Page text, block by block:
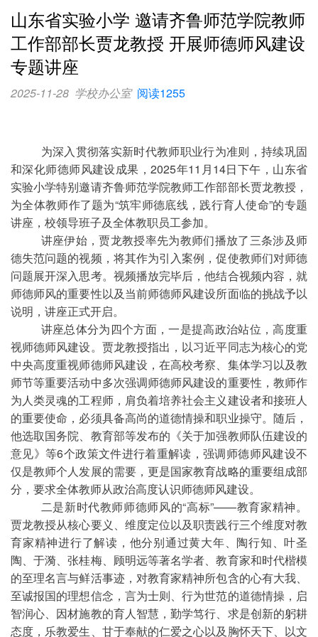
山东省实验小学 邀请齐鲁师范学院教师
工作部部长贾龙教授 开展师德师风建设
专题讲座
2025-11-28 学校办公室 阅读1255
为深入贯彻落实新时代教师职业行为准则，持续巩固
和深化师德师风建设成果，2025年11月14日下午，山东省
实验小学特别邀请齐鲁师范学院教师工作部部长贾龙教授，
为全体教师作了题为“筑牢师德底线，践行育人使命”的专题
讲座，校领导班子及全体教职员工参加。
讲座伊始，贾龙教授率先为教师们播放了三条涉及师
德失范问题的视频， 将其作为引入案例，促使教师们对师德
问题展开深入思考。视频播放完毕后，他结合视频内容，就
师德师风的重要性以及当前师德师风建设所面临的挑战予以
说明，讲座正式开启。
讲座总体分为四个方面，一是提高政治站位，高度重
视师德师风建设。贾龙教授指出，以习近平同志为核心的党
中央高度重视师德师风建设，在高校考察、集体学习以及教
师节等重要活动中多次强调师德师风建设的重要性，教师作
为人类灵魂的工程师，肩负着培养社会主义建设者和接班人
的重要使命，必须具备高尚的道德情操和职业操守。随后，
他选取国务院、教育部等发布的《关于加强教师队伍建设的
意见》等6个政策文件进行着重解读，强调师德师风建设不
仅是教师个人发展的需要，更是国家教育战略的重要组成部
分，要求全体教师从政治高度认识师德师风建设。
二是新时代教师师德师风的“高标”——教育家精神。
贾龙教授从核心要义、维度定位以及职责践行三个维度对教
育家精神进行了解读，他分别通过黄大年、陶行知、叶圣
陶、于漪、张桂梅、顾明远等著名学者、教育家和时代楷模
的至理名言与鲜活事迹，对教育家精神所包含的心有大我、
至诚报国的理想信念，言为士则、行为世范的道德情操，启
智润心、因材施教的育人智慧，勤学笃行、求是创新的躬耕
态度，乐教爱生、甘于奉献的仁爱之心以及胸怀天下、以文